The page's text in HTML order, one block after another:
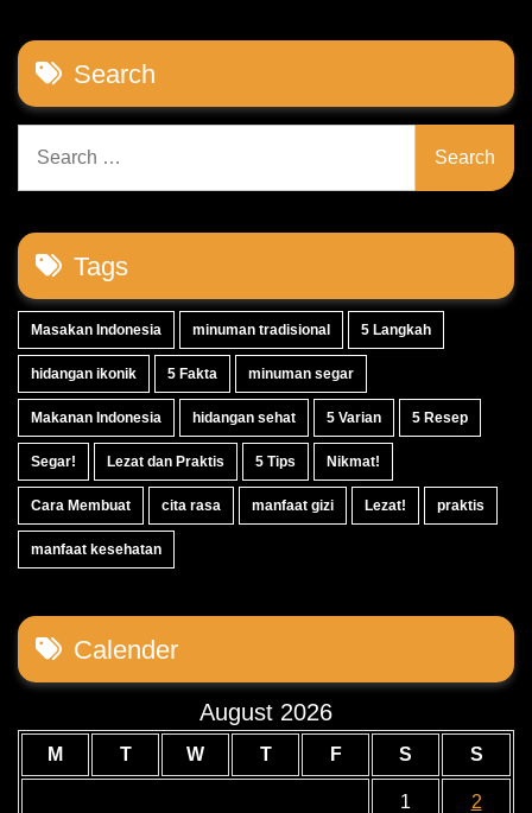
Search
for:
Tags
Masakan Indonesia minuman tradisional 5 Langkah
hidangan ikonik 5 Fakta minuman segar
Makanan Indonesia hidangan sehat 5 Varian 5 Resep
Segar! Lezat dan Praktis 5 Tips Nikmat!
Cara Membuat cita rasa manfaat gizi Lezat! praktis
manfaat kesehatan
Calender
August 2026
M T W T F S S
1 2